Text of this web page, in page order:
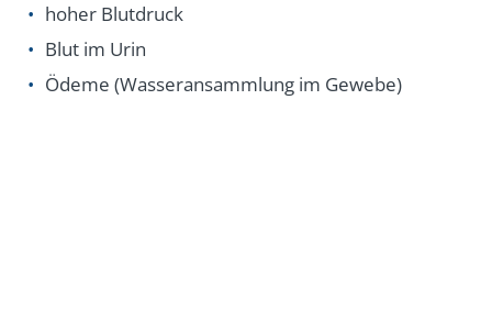
hoher Blutdruck
Blut im Urin
Ödeme (Wasseransammlung im Gewebe)